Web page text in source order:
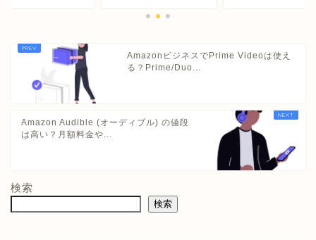
AmazonビジネスでPrime Videoは使え
る？Prime/Duo...
Amazon Audible (オーディブル) の値段
は高い？月額料金や...
検索
検索